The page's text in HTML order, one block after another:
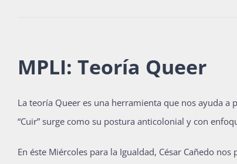
MPLI: Teoría Queer
La teoría Queer es una herramienta que nos ayuda
“Cuir” surge como su postura anticolonial y con
En éste Miércoles para la Igualdad, César Cañedo